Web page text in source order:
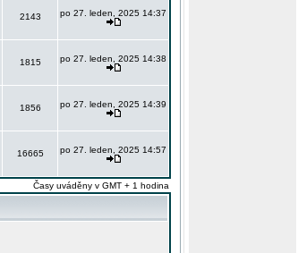
2143 po 27. leden, 2025 14:37
1815 po 27. leden, 2025 14:38
1856 po 27. leden, 2025 14:39
16665 po 27. leden, 2025 14:57
Časy uváděny v GMT + 1 hodina